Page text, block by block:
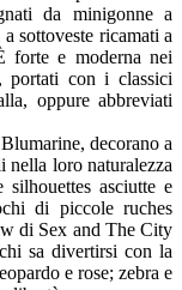
da minigonne a
sottoveste ricamati a
forte e moderna nei
portati con i classici
oppure abbreviati
decorano a
nella loro naturalezza
asciutte e
di piccole ruches
di Sex and The City
sa divertirsi con la
e rose; zebra e